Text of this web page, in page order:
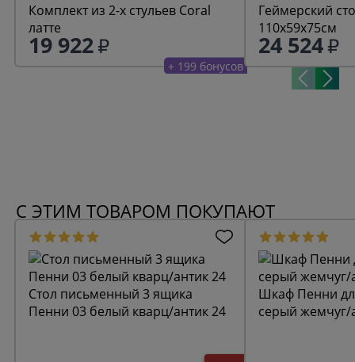
Комплект из 2-х стульев Coral
латте
19 922
+ 199 бонусов
Геймерский
110x59x75см
24 524
С ЭТИМ ТОВАРОМ ПОКУПАЮТ
Стол письменный 3 ящика
Пенни 03 белый кварц/антик 24
Шкаф Пенни
серый жемчуг/